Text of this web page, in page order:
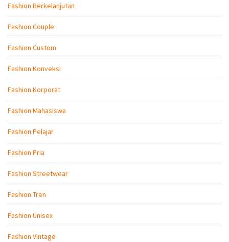
Fashion Berkelanjutan
Fashion Couple
Fashion Custom
Fashion Konveksi
Fashion Korporat
Fashion Mahasiswa
Fashion Pelajar
Fashion Pria
Fashion Streetwear
Fashion Tren
Fashion Unisex
Fashion Vintage